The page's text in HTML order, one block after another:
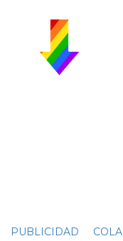
PUBLICIDAD